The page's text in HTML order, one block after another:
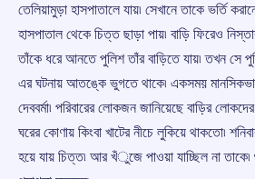
তেলিয়ামুড়া হাসপাতালে যায়৷ সেখানে তাকে ভর্তি
হাসপাতাল থেকে চিত্ত ছাড়া পায়৷ বাড়ি ফিরেও
তাঁকে ধরে আনতে পুলিশ তাঁর বাড়িতে যায়৷ তখন সে
এর ঘটনায় আতঙ্কে ভুগতে থাকে৷ একসময়
দেববর্মা৷ পরিবারের লোকজন জানিয়েছে বাড়ির
ঘরের কোণায় কিংবা খাটের নীচে লুকিয়ে থাকতো৷
হয়ে যায় চিত্ত৷ আর খঁুজে পাওয়া যাচ্ছিল না তাকে৷